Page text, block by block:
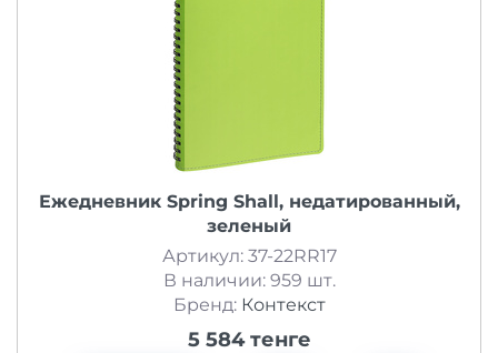
Ежедневник Spring Shall, недатированный,
зеленый
Артикул: 37-22RR17
В наличии: 959 шт.
Бренд: Контекст
5 584 тенге